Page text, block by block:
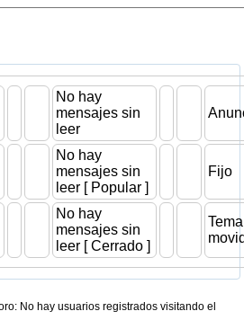
No hay
mensajes sin
leer
No hay
mensajes sin
leer [ Popular ]
Fijo
No hay
mensajes sin
leer [ Cerrado ]
Tema
No hay usuarios registrados visitando el